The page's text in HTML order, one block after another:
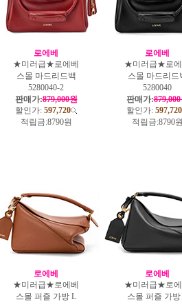
로에베
★미러급★로에베
스몰 마드리드백
5280040-2
판매가:879,000원
할인가: 597,720
적립금:8790원
로에베
★미러급★로
스몰 마드리드
5280040
판매가:
할인가: 597,720
적립금:8790
로에베
★미러급★로에베
스몰 퍼즐 가방 L
로에베
★미러급★로
스몰 퍼즐 가